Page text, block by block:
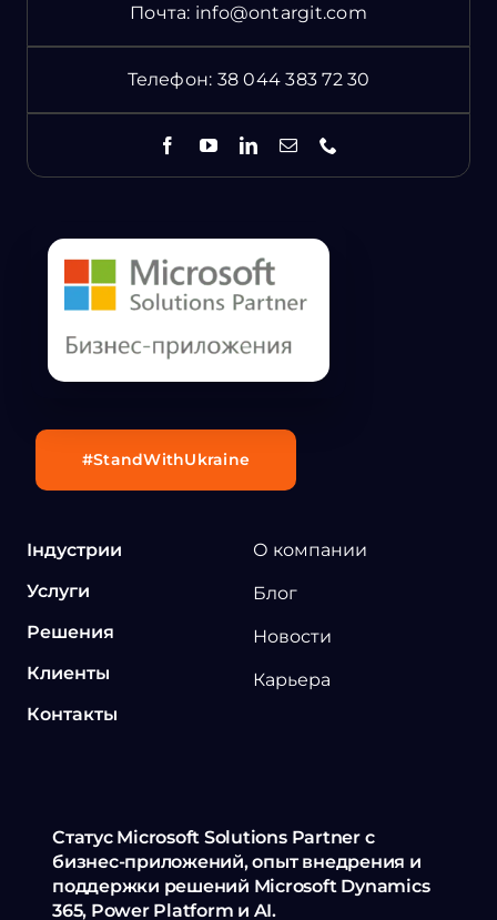
Почта: info@ontargit.com
Телефон: 38 044 383 72 30
Індустрии
Услуги
Решения
Клиенты
Контакты
О компании
Блог
Новости
Карьера
Статус Microsoft Solutions Partner с
бизнес-приложений, опыт внедрения и
поддержки решений Microsoft Dynamics
365, Power Platform и AI.
#StandWithUkraine